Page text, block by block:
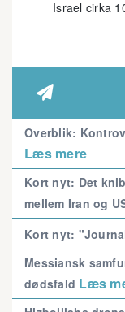
Israel cirka

Overblik:
Læs mere
Kort nyt: Det
mellem Iran og
Kort nyt:
Messiansk
dødsfald Læs